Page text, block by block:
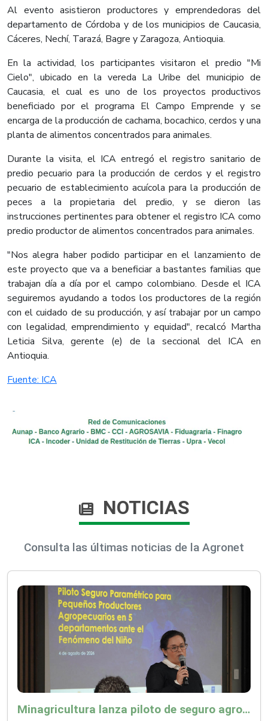
Al evento asistieron productores y emprendedoras del
departamento de Córdoba y de los municipios de Caucasia,
Cáceres, Nechí, Tarazá, Bagre y Zaragoza, Antioquia.
En la actividad, los participantes visitaron el predio "Mi
Cielo", ubicado en la vereda La Uribe del municipio de
Caucasia, el cual es uno de los proyectos productivos
beneficiado por el programa El Campo Emprende y se
encarga de la producción de cachama, bocachico, cerdos y una
planta de alimentos concentrados para animales.
Durante la visita, el ICA entregó el registro sanitario de
predio pecuario para la producción de cerdos y el registro
pecuario de establecimiento acuícola para la producción de
peces a la propietaria del predio, y se dieron las
instrucciones pertinentes para obtener el registro ICA como
predio productor de alimentos concentrados para animales.
"Nos alegra haber podido participar en el lanzamiento de
este proyecto que va a beneficiar a bastantes familias que
trabajan día a día por el campo colombiano. Desde el ICA
seguiremos ayudando a todos los productores de la región
con el cuidado de su producción, y así trabajar por un campo
con legalidad, emprendimiento y equidad", recalcó Martha
Leticia Silva, gerente (e) de la seccional del ICA en
Antioquia.
Fuente: ICA
NOTICIAS
Consulta las últimas noticias de la Agronet
Minagricultura lanza piloto de seguro agropecuario por $9.625 millones para proteger a más de 14.000 pequeños productores contra riesgos del Fenómeno de El Niño